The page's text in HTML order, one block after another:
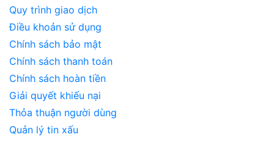
Quy trình giao dịch
Điều khoản sử dụng
Chính sách bảo mật
Chính sách thanh toán
Chính sách hoàn tiền
Giải quyết khiếu nại
Thỏa thuận người dùng
Quản lý tin xấu